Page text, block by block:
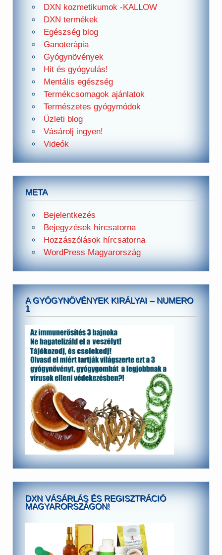
DXN kozmetikumok -KALLOW
DXN termékek
Egészség blog
Ganoterápia
Gyógynövények
Hit és gyógyulás!
Mentális egészség
Termékcsomagok ajánlatok
Természetes gyógymódok
Üzleti blog
Vásárolj ingyen!
Videók
META
Bejelentkezés
Bejegyzések hírcsatorna
Hozzászólások hírcsatorna
WordPress Magyarország
A GYÓGYNÖVÉNYEK KIRÁLYAI – NUMERO
1
DXN VÁSÁRLÁS ÉS REGISZTRÁCIÓ
MAGYARORSZÁGON!